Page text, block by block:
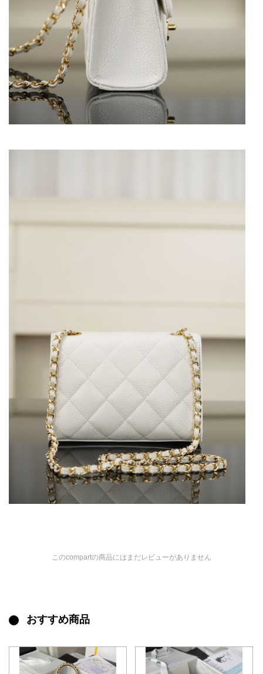
このcompartの商品にはまだレビューがありません
おすすめ商品